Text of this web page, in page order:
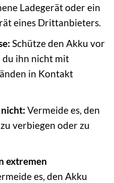
Ladegerät oder ein
eines Drittanbieters.
Schütze den Akku vor
du ihn nicht mit
in Kontakt
Vermeide es, den
verbiegen oder zu
extremen
es, den Akku